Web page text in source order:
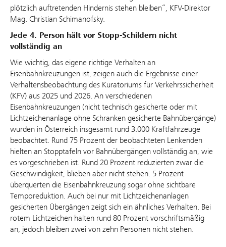
plötzlich auftretenden Hindernis stehen bleiben“, KFV-Direktor
Mag. Christian Schimanofsky.
Jede 4. Person hält vor Stopp-Schildern nicht
vollständig an
Wie wichtig, das eigene richtige Verhalten an
Eisenbahnkreuzungen ist, zeigen auch die Ergebnisse einer
Verhaltensbeobachtung des Kuratoriums für Verkehrssicherheit
(KFV) aus 2025 und 2026. An verschiedenen
Eisenbahnkreuzungen (nicht technisch gesicherte oder mit
Lichtzeichenanlage ohne Schranken gesicherte Bahnübergänge)
wurden in Österreich insgesamt rund 3.000 Kraftfahrzeuge
beobachtet. Rund 75 Prozent der beobachteten Lenkenden
hielten an Stopptafeln vor Bahnübergängen vollständig an, wie
es vorgeschrieben ist. Rund 20 Prozent reduzierten zwar die
Geschwindigkeit, blieben aber nicht stehen. 5 Prozent
überquerten die Eisenbahnkreuzung sogar ohne sichtbare
Temporeduktion. Auch bei nur mit Lichtzeichenanlagen
gesicherten Übergängen zeigt sich ein ähnliches Verhalten. Bei
rotem Lichtzeichen halten rund 80 Prozent vorschriftsmäßig
an, jedoch bleiben zwei von zehn Personen nicht stehen.